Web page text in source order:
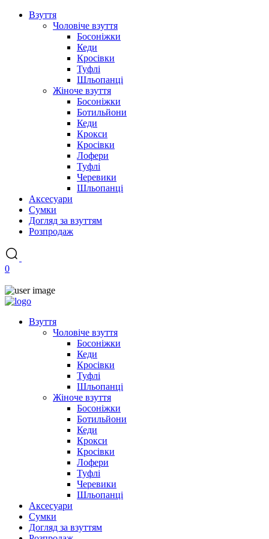
Взуття
Чоловіче взуття
Босоніжки
Кеди
Кросівки
Туфлі
Шльопанці
Жіноче взуття
Босоніжки
Ботильйони
Кеди
Крокси
Кросівки
Лофери
Туфлі
Черевики
Шльопанці
Аксесуари
Сумки
Догляд за взуттям
Розпродаж
0
Взуття
Чоловіче взуття
Босоніжки
Кеди
Кросівки
Туфлі
Шльопанці
Жіноче взуття
Босоніжки
Ботильйони
Кеди
Крокси
Кросівки
Лофери
Туфлі
Черевики
Шльопанці
Аксесуари
Сумки
Догляд за взуттям